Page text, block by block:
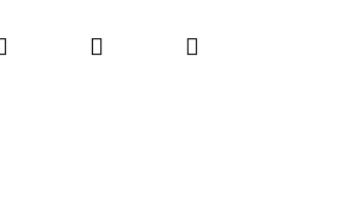
Kontakty - máte nějaký dotaz?
Hledat PřihlášeníNákupní